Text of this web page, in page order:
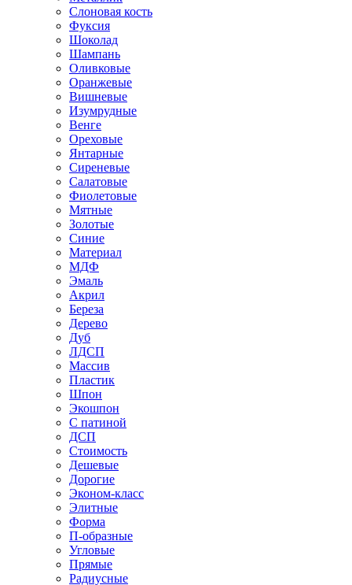
Слоновая кость
Фуксия
Шоколад
Шампань
Оливковые
Оранжевые
Вишневые
Изумрудные
Венге
Ореховые
Янтарные
Сиреневые
Салатовые
Фиолетовые
Мятные
Золотые
Синие
Материал
МДФ
Эмаль
Акрил
Береза
Дерево
Дуб
ЛДСП
Массив
Пластик
Шпон
Экошпон
С патиной
ДСП
Стоимость
Дешевые
Дорогие
Эконом-класс
Элитные
Форма
П-образные
Угловые
Прямые
Радиусные